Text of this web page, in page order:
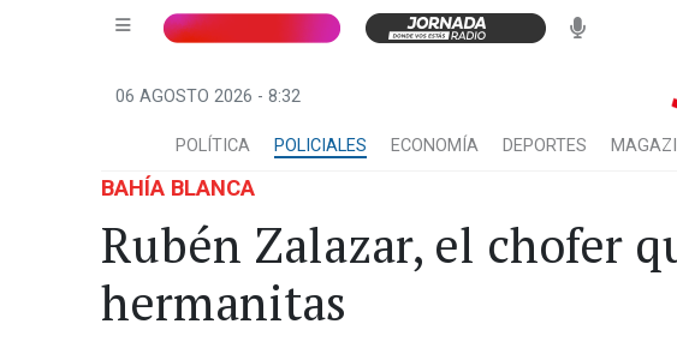
06 AGOSTO 2026 - 8:32
POLÍTICA POLICIALES ECONOMÍA DEPORTES
BAHÍA BLANCA
Rubén Zalazar, el chofer
hermanitas